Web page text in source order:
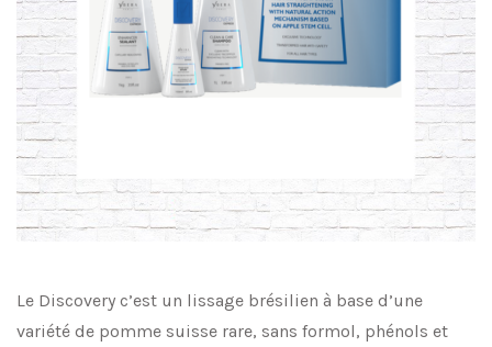
Le Discovery c’est un lissage brésilien à base d’une
variété de pomme suisse rare, sans formol, phénols et